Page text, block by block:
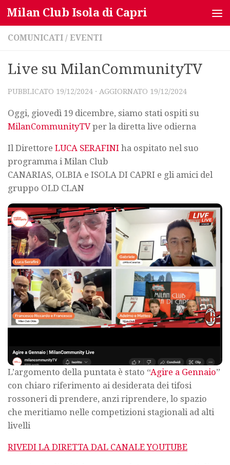
Salta al contenuto
Milan Club Isola di Capri
COMUNICATI / EVENTI
Live su MilanCommunityTV
PUBBLICATO 19/12/2024 · AGGIORNATO 19/12/2024
Oggi, giovedì 19 dicembre, siamo stati ospiti su
MilanCommunityTVper la diretta live odierna
Il Direttore LUCA SERAFINI ha ospitato nel suo
programma i Milan Club
CANARIAS, OLBIA e ISOLA DI CAPRI e gli amici del
gruppo OLD CLAN
L’argomento della puntata è stato “Agire a Gennaio”
con chiaro riferimento ai desiderata dei tifosi
rossoneri di prendere, anzi riprendere, lo spazio
che meritiamo nelle competizioni stagionali ad alti
livelli
RIVEDI LA DIRETTA DAL CANALE YOUTUBE